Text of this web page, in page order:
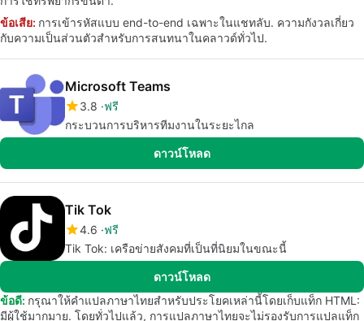
ข้อเสีย: การเข้ารหัสแบบ end-to-end เฉพาะในแชทลับ. ความกังวลเกี่ยว
กับความเป็นส่วนตัวสำหรับการสนทนาในคลาวด์ทั่วไป.
Microsoft Teams
3.8 ฟรี
กระบวนการบริหารทีมงานในระยะไกล
ดาวน์โหลด
Tik Tok
4.6 ฟรี
Tik Tok: เครือข่ายสังคมที่เป็นที่นิยมในขณะนี้
ดาวน์โหลด
ข้อดี: กรุณาให้คำแปลภาษาไทยสำหรับประโยคเหล่านี้โดยเก็บแท็ก HTML:
มีผู้ใช้มากมาย. โดยทั่วไปแล้ว, การแปลภาษาไทยจะไม่รองรับการแปลแท็ก